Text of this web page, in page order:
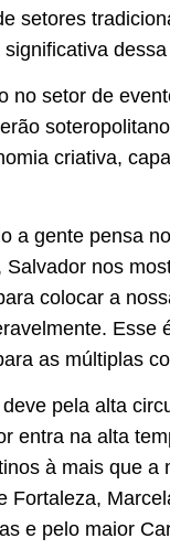
setores
significativa
no setor de
criativa,
a gente pensa
Salvador nos
colocar a
Esse
as múltiplas
pela alta
entra na alta
à mais que a
Fortaleza,
e pelo maior